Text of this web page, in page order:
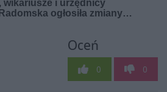
Oceń
0 0